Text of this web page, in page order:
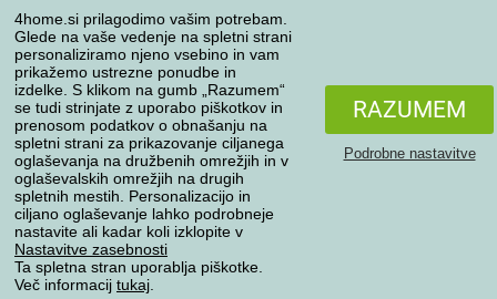
4home.si prilagodimo vašim potrebam.
Glede na vaše vedenje na spletni strani
personaliziramo njeno vsebino in vam
prikažemo ustrezne ponudbe in
izdelke. S klikom na gumb „Razumem“
se tudi strinjate z uporabo piškotkov in
prenosom podatkov o obnašanju na
spletni strani za prikazovanje ciljanega
oglaševanja na družbenih omrežjih in v
oglaševalskih omrežjih na drugih
spletnih mestih. Personalizacijo in
ciljano oglaševanje lahko podrobneje
nastavite ali kadar koli izklopite v
Nastavitve zasebnosti
Ta spletna stran uporablja piškotke.
Več informacij tukaj
RAZUMEM
Podrobne nastavitve
Reklamacija
Odstop od kupoprodajne pogodbe
Pravila obdelave ocen
Načini prevoza
Načini plačila
Zanesljiva trgovina